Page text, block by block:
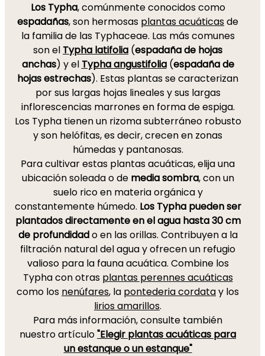
Los Typha, comúnmente conocidos como
espadañas, son hermosas plantas acuáticasde
la familia de las Typhaceae. Las más comunes
son el Typha latifolia (espadaña de hojas
anchas) y el Typha angustifolia(espadaña de
hojas estrechas). Estas plantas se caracterizan
por sus largas hojas lineales y sus largas
inflorescencias marrones en forma de espiga.
Los Typha tienen un rizoma subterráneo robusto
y son helófitas, es decir, crecen en zonas
húmedas y pantanosas.
Para cultivar estas plantas acuáticas, elija una
ubicación soleada o de media sombra, con un
suelo rico en materia orgánica y
constantemente húmedo. Los Typha pueden ser
plantados directamente en el agua hasta 30 cm
de profundidado en las orillas. Contribuyen a la
filtración natural del agua y ofrecen un refugio
valioso para la fauna acuática. Combine los
Typha con otras plantas perennes acuáticas
como los nenúfares, la pontederia cordatay los
lirios amarillos.
Para más información, consulte también
nuestro artículo"Elegir plantas acuáticas para
un estanque o un estanque"